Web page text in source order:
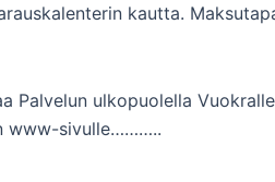
kautta.
Palvelun ulkopuolella
www-sivulle………..